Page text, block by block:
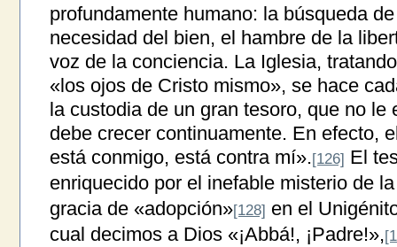
profundamente humano: la búsqueda
necesidad del bien, el hambre de la
voz de la conciencia. La Iglesia,
«los ojos de Cristo mismo», se hace
la custodia de un gran tesoro, que no le
debe crecer continuamente. En efecto,
está conmigo, está contra mí».[126] El
enriquecido por el inefable misterio de
gracia de «adopción»[128] en el
cual decimos a Dios «¡Abbá!, ¡Padre!»,